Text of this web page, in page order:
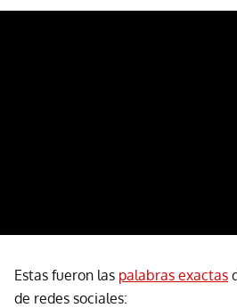
Estas fueron las palabras exactas
de redes sociales: